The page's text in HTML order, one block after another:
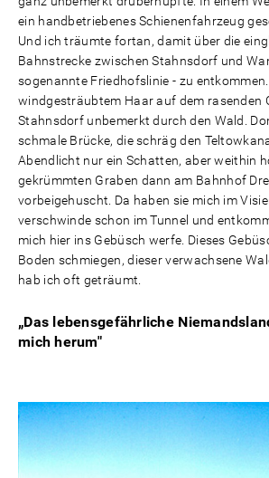
ein handbetriebenes Schienenfahrzeug
Und ich träumte fortan, damit über die
Bahnstrecke zwischen Stahnsdorf und
sogenannte Friedhofslinie - zu
windgesträubtem Haar auf dem rasenden
Stahnsdorf unbemerkt durch den Wald.
schmale Brücke, die schräg den
Abendlicht nur ein Schatten, aber weithin
gekrümmten Graben dann am Bahnhof
vorbeigehuscht. Da haben sie mich im
verschwinde schon im Tunnel und
mich hier ins Gebüsch werfe. Dieses
Boden schmiegen, dieser verwachsene
hab ich oft geträumt.
„Das lebensgefährliche
mich herum"